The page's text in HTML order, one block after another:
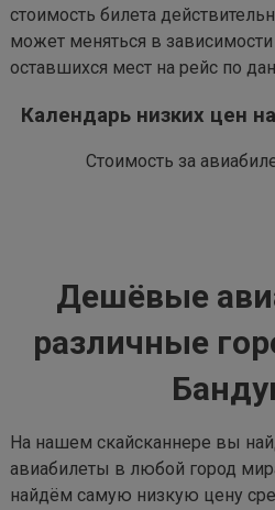
стоимость билета
может меняться в зависимости
оставшихся мест на рейс по
Календарь низких цен
Стоимость за
Дешёвые
различные
На нашем скайсканнере вы
авиабилеты в любой город
найдём самую низкую цену